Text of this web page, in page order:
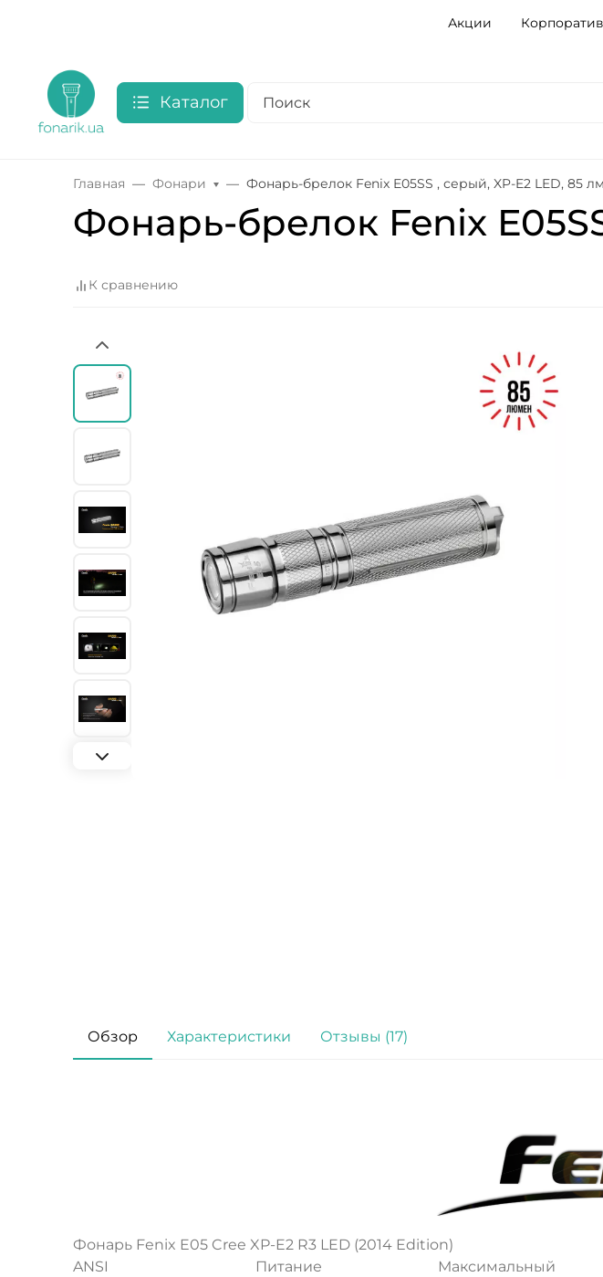
Акции
Каталог
Главная Фонари Фонарь-брелок Fenix E05SS , серый, XP-E2 LED, 85
Фонарь-брелок Fenix
К сравнению
Обзор Характеристики Отзывы (17)
Фонарь Fenix E05 Cree XP-E2 R3 LED (2014 Edition)
ANSI
Питание Максимальный